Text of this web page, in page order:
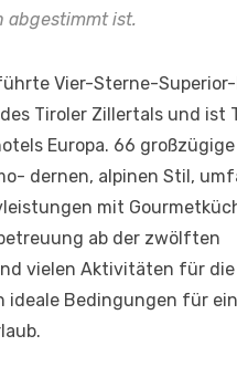
abgestimmt ist.
Vier-Sterne-
Tiroler Zillertals und ist
Europa. 66
dernen, alpinen Stil,
mit
ab der zwölften
vielen Aktivitäten für
ideale Bedingungen für